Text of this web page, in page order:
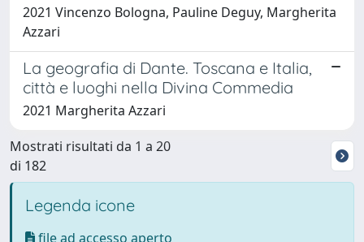
2021 Vincenzo Bologna, Pauline Deguy, Margherita
Azzari
La geografia di Dante. Toscana e Italia,
città e luoghi nella Divina Commedia
2021 Margherita Azzari
Mostrati risultati da 1 a 20
di 182
Legenda icone
file ad accesso aperto